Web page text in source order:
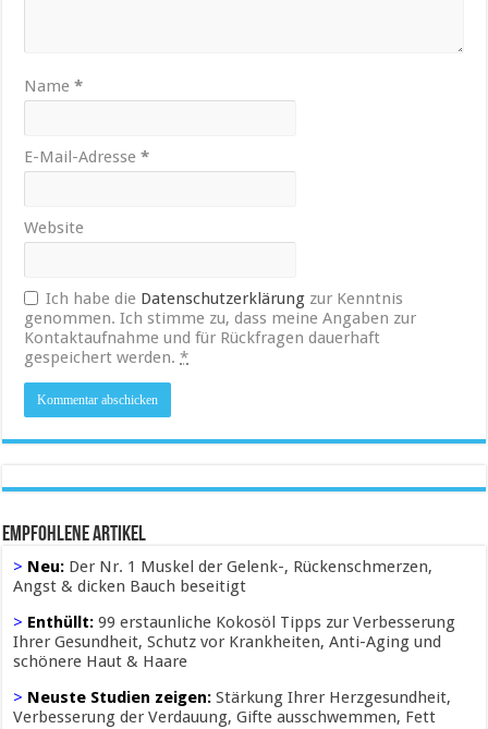
Name*
E-Mail-Adresse*
Website
Ich habe die Datenschutzerklärung zur Kenntnis
genommen. Ich stimme zu, dass meine Angaben zur
Kontaktaufnahme und für Rückfragen dauerhaft
gespeichert werden.*
Empfohlene Artikel
> Neu: Der Nr. 1 Muskel der Gelenk-, Rückenschmerzen,
Angst & dicken Bauch beseitigt
> Enthüllt:99 erstaunliche Kokosöl Tipps zur Verbesserung
Ihrer Gesundheit, Schutz vor Krankheiten, Anti-Aging und
schönere Haut & Haare
> Neuste Studien zeigen:Stärkung Ihrer Herzgesundheit,
Verbesserung der Verdauung, Gifte ausschwemmen, Fett